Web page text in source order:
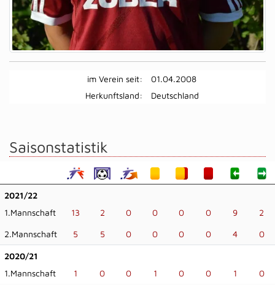
im Verein seit:
01.04.2008
Herkunftsland:
Deutschland
Saisonstatistik
2021/22
1.Mannschaft
13 2 0 0 0 0 9 2
2.Mannschaft 5 5 0 0 0 0 4 0
2020/21
1.Mannschaft
1 0 0 1 0 0 1 0